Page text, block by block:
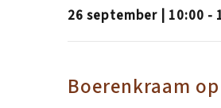
26 september | 10:00 -
Boerenkraam